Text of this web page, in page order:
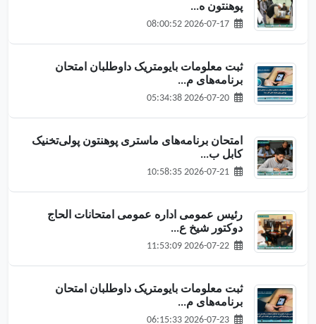
پوهنتون ه...
ثبت معلومات بایومتریک داوطلبان امتحان
برنامه‌های م...
امتحان برنامه‌های ماستری پوهنتون پولی‌تخنیک
کابل ب...
رئیس عمومی اداره عمومی امتحانات الحاج
دوکتور شیخ ع...
ثبت معلومات بایومتریک داوطلبان امتحان
برنامه‌های م...